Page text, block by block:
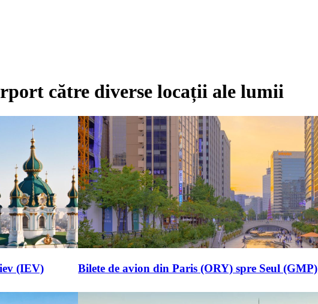
către diverse locații ale lumii
(IEV) Bilete de avion din Paris (ORY) spre Seul (GMP)